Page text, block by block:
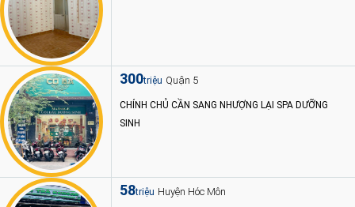
300triệu Quận 5
CHÍNH CHỦ CẦN SANG NHƯỢNG LẠI SPA DƯỠNG
SINH
58triệu Huyện Hóc Môn